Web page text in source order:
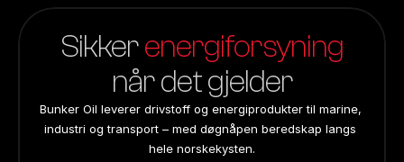
Sikker energiforsyning
når det gjelder
Bunker Oil leverer drivstoff og energiprodukter til marine,
industri og transport – med døgnåpen beredskap langs
hele norskekysten.